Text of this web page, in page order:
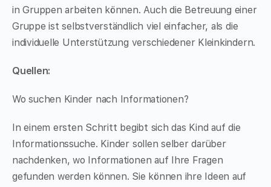
in Gruppen arbeiten können. Auch die Betreuung einer
Gruppe ist selbstverständlich viel einfacher, als die
individuelle Unterstützung verschiedener Kleinkindern.
Quellen:
Wo suchen Kinder nach Informationen?
In einem ersten Schritt begibt sich das Kind auf die
Informationssuche. Kinder sollen selber darüber
nachdenken, wo Informationen auf Ihre Fragen
gefunden werden können. Sie können ihre Ideen auf